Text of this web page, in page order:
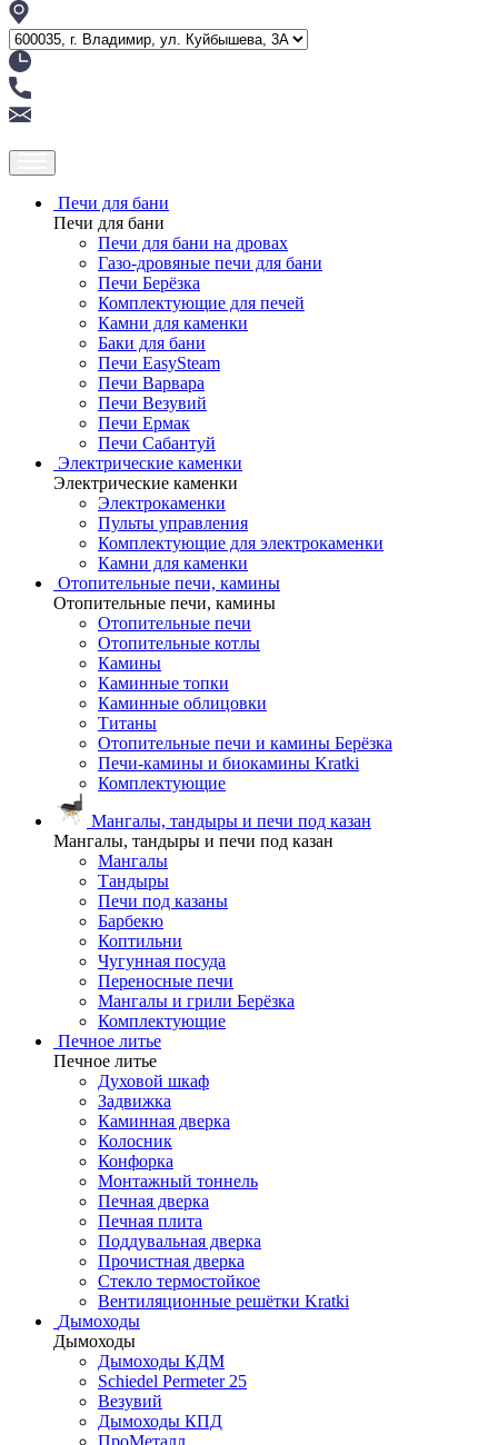
Печи для бани
Печи для бани
Печи для бани на дровах
Газо-дровяные печи для бани
Печи Берёзка
Комплектующие для печей
Камни для каменки
Баки для бани
Печи EasySteam
Печи Варвара
Печи Везувий
Печи Ермак
Печи Сабантуй
Электрические каменки
Электрические каменки
Электрокаменки
Пульты управления
Комплектующие для электрокаменки
Камни для каменки
Отопительные печи, камины
Отопительные печи, камины
Отопительные печи
Отопительные котлы
Камины
Каминные топки
Каминные облицовки
Титаны
Отопительные печи и камины Берёзка
Печи-камины и биокамины Kratki
Комплектующие
Мангалы, тандыры и печи под казан
Мангалы, тандыры и печи под казан
Мангалы
Тандыры
Печи под казаны
Барбекю
Коптильни
Чугунная посуда
Переносные печи
Мангалы и грили Берёзка
Комплектующие
Печное литье
Печное литье
Духовой шкаф
Задвижка
Каминная дверка
Колосник
Конфорка
Монтажный тоннель
Печная дверка
Печная плита
Поддувальная дверка
Прочистная дверка
Стекло термостойкое
Вентиляционные решётки Kratki
Дымоходы
Дымоходы
Дымоходы КДМ
Schiedel Permeter 25
Везувий
Дымоходы КПД
ПроМеталл